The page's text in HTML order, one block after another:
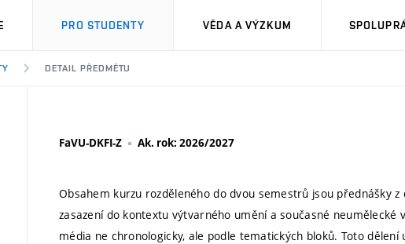
PRO STUDENTY VĚDA A VÝZKUM
DETAIL PŘEDMĚTU
FaVU-DKFI-Z Ak. rok: 2026/2027
Obsahem kurzu rozděleného do dvou semestrů jsou přednášky
zasazení do kontextu výtvarného umění a současné
média ne chronologicky, ale podle tematických bloků. Toto